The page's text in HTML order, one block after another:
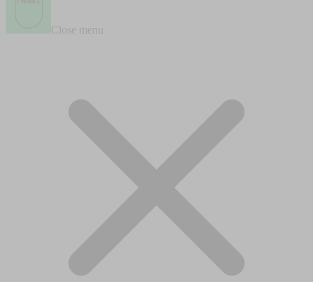
Close menu